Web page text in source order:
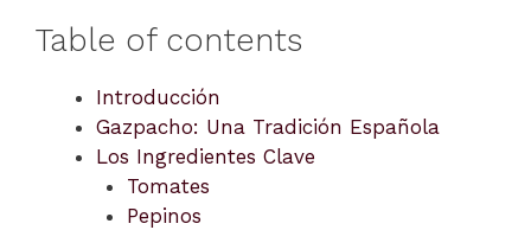
Table of contents
Introducción
Gazpacho: Una Tradición Española
Los Ingredientes Clave
Tomates
Pepinos